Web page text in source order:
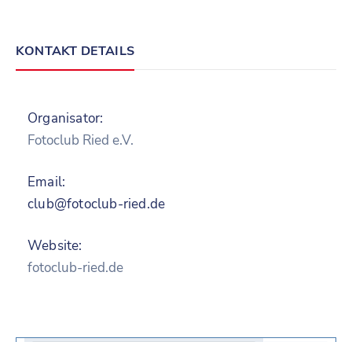
KONTAKT DETAILS
Organisator:
Fotoclub Ried e.V.
Email:
club@fotoclub-ried.de
Website:
fotoclub-ried.de